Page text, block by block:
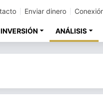
Enviar dinero
ANÁLISIS